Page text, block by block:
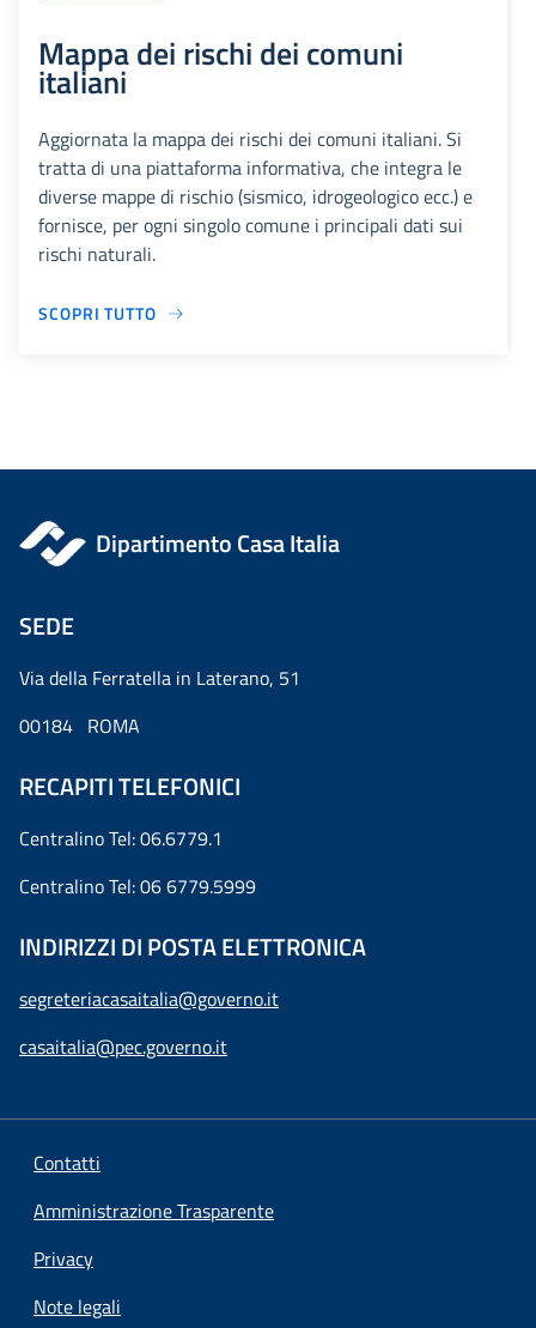
Mappa dei rischi dei comuni
italiani
Aggiornata la mappa dei rischi dei comuni italiani. Si
tratta di una piattaforma informativa, che integra le
diverse mappe di rischio (sismico, idrogeologico ecc.) e
fornisce, per ogni singolo comune i principali dati sui
rischi naturali.
SCOPRI TUTTO
Dipartimento Casa Italia
SEDE
Via della Ferratella in Laterano, 51
00184 ROMA
RECAPITI TELEFONICI
Centralino Tel: 06.6779.1
Centralino Tel: 06 6779.5999
INDIRIZZI DI POSTA ELETTRONICA
segreteriacasaitalia@governo.it
casaitalia@pec.governo.it
Contatti
Amministrazione Trasparente
Privacy
Note legali